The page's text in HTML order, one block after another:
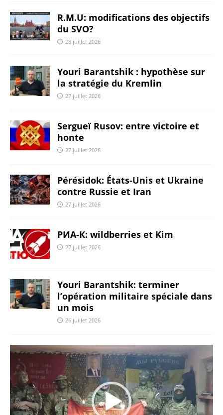
R.M.U: modifications des objectifs
du SVO?
28 juillet 2026
Youri Barantshik : hypothèse sur
la stratégie du Kremlin
27 juillet 2026
Sergueï Rusov: entre victoire et
honte
27 juillet 2026
Pérésidok: États-Unis et Ukraine
contre Russie et Iran
27 juillet 2026
РИА-К: wildberries et Kim
27 juillet 2026
Youri Barantshik: terminer
l’opération militaire spéciale dans
un mois
26 juillet 2026
Lecteur
vidéo